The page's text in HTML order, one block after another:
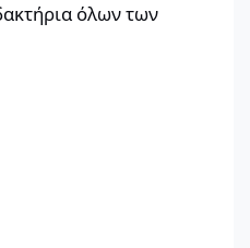
όλων των